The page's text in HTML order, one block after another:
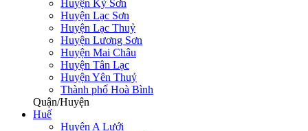
Huyện Kỳ Sơn
Huyện Lạc Sơn
Huyện Lạc Thuỷ
Huyện Lương Sơn
Huyện Mai Châu
Huyện Tân Lạc
Huyện Yên Thuỷ
Thành phố Hoà Bình
Quận/Huyện
Huế
Huyện A Lưới